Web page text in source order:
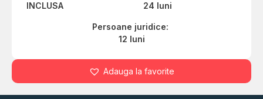
INCLUSA
24 luni
Persoane juridice:
12 luni
Adauga la favorite